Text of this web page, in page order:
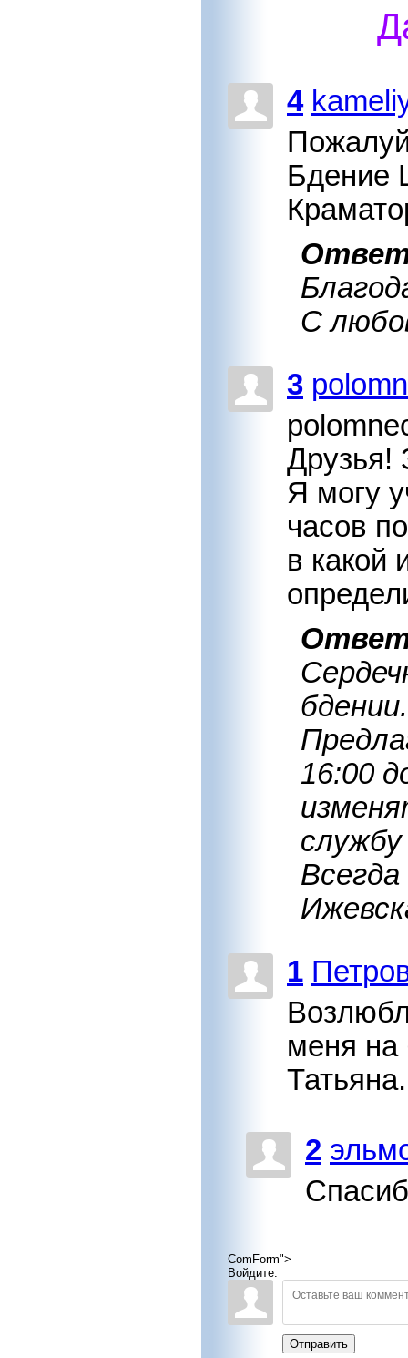
4
Бдение
С
3
Друзья!
Я могу
часов
в какой
бдении.
16:00
1
меня на
2
ComForm">
Войдите:
Отправить